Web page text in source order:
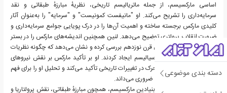
دسته بندی موضوعی
اساسی مارکسیسم، از جمله ماتریالیسم تاریخی، نظریهٔ مبارزهٔ طبقاتی و نقد
سرمایه‌داری را تشریح می‌کند. او "مانیفست کمونیست" و "سرمایه" را به‌عنوان آثار
کلیدی مارکس برجسته ساخته و اهمیت آن‌ها را در درک پویایی جوامع سرمایه‌داری و
ضرورت انقلاب پرولتری توضیح می‌دهد. لنین همچنین اندیشه‌های مارکس را در بستر
وسیع‌تر جریان‌های انقلابی قرن نوزدهم بررسی کرده و نشان می‌دهد که چگونه نظریات
او پایه‌ای علمی برای سوسیالیسم ایجاد کردند. او بر تأکید مارکس بر نقش نیروهای
اقتصادی به‌عنوان عامل محرک در تغییرات تاریخی تأکید می‌کند و تحلیل او را برای فهم
توسعهٔ اجتماعی و سیاسی ضروری می‌داند.
"کارل مارکس" به مفاهیم بنیادین مارکسیسم، همچون مبارزهٔ طبقاتی، نقش پرولتاریا و